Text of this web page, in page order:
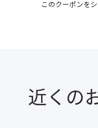
このクーポンを
近くの